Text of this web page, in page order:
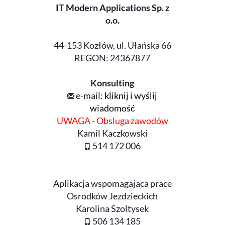
IT Modern Applications Sp. z
o.o.
44-153 Kozłów, ul. Ułańska 66
REGON: 24367877
Konsulting
e-mail: kliknij i wyślij
wiadomość
UWAGA - Obsluga zawodów
Kamil Kaczkowski
514 172 006
Aplikacja wspomagajaca prace
Osrodków Jezdzieckich
Karolina Szoltysek
506 134 185